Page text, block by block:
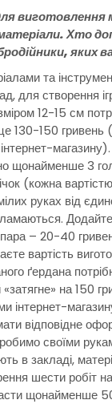
виготовлення
Хто
яких
та
для створення
12-15 см
130-150
щонайменше 3
(кожна
руках від
– 20-40
вартість
ґердана
«затягне» на 150
інтернет-
відповідне
своїми
в закладі,
шести робіт
щонайменше